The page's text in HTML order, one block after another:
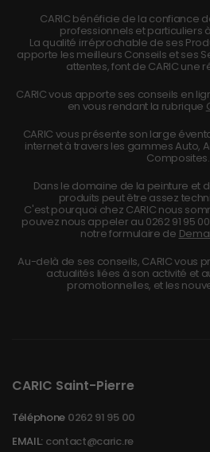
CARIC bénéficie de la confiance
professionnels et particuliers
La qualité irréprochable de ses
apporte les meilleurs Conseils et ses
attentes, font de CARIC une
CARIC vous apporte ses conseils en
en vous rendant la rubrique
CARIC vous présente son large
internet à travers les gammes Auto,
Composites.
Dans le domaine de la peinture et
produits peut être assez
C'est pourquoi chez CARIC nous
pouvez nous appeler au 0262 91 95 00
notre formulaire de
Au-delà de ses conseils, CARIC vous
actualités liées à son activité et
promotionnelles, et les
CARIC Saint-Pierre
Téléphone 0262 91 95 00
EMAIL: contact@caric.re